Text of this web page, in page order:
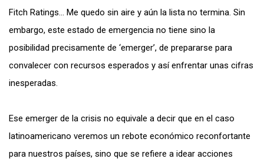
Fitch Ratings… Me quedo sin aire y aún la lista no termina. Sin
embargo, este estado de emergencia no tiene sino la
posibilidad precisamente de ‘emerger’, de prepararse para
convalecer con recursos esperados y así enfrentar unas cifras
inesperadas.
Ese emerger de la crisis no equivale a decir que en el caso
latinoamericano veremos un rebote económico reconfortante
para nuestros países, sino que se refiere a idear acciones